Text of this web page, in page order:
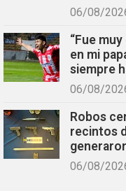
06/08/
“Fue
en mi
siempre
06/08/
Robos
recintos
06/08/